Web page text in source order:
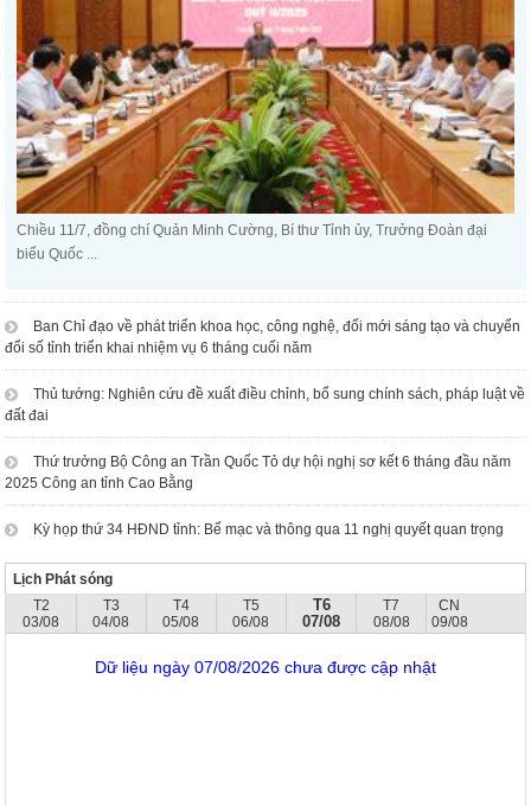
Chiều 11/7, đồng chí Quản Minh Cường, Bí thư Tỉnh ủy, Trưởng Đoàn đại
biểu Quốc ...
Ban Chỉ đạo về phát triển khoa học, công nghệ, đổi mới sáng tạo và chuyển
đổi số tỉnh triển khai nhiệm vụ 6 tháng cuối năm
Thủ tướng: Nghiên cứu đề xuất điều chỉnh, bổ sung chính sách, pháp luật về
đất đai
Thứ trưởng Bộ Công an Trần Quốc Tỏ dự hội nghị sơ kết 6 tháng đầu năm
2025 Công an tỉnh Cao Bằng
Kỳ họp thứ 34 HĐND tỉnh: Bế mạc và thông qua 11 nghị quyết quan trọng
Lịch Phát sóng
T2
03/08
T3
04/08
T4
05/08
T5
06/08
T6
07/08
T7
08/08
CN
09/08
Dữ liệu ngày 07/08/2026 chưa được cập nhật